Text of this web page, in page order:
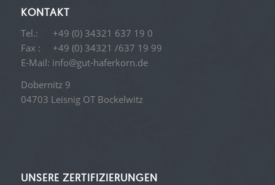
KONTAKT
Tel.: +49 (0) 34321 637 19 0
Fax : +49 (0) 34321 /637 19 99
E-Mail: info@gut-haferkorn.de
Dobernitz 9
04703 Leisnig OT Bockelwitz
UNSERE ZERTIFIZIERUNGEN